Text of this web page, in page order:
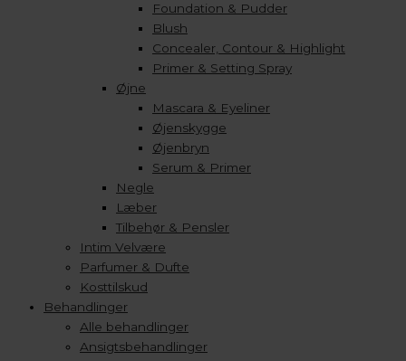
Foundation & Pudder
Blush
Concealer, Contour & Highlight
Primer & Setting Spray
Øjne
Mascara & Eyeliner
Øjenskygge
Øjenbryn
Serum & Primer
Negle
Læber
Tilbehør & Pensler
Intim Velvære
Parfumer & Dufte
Kosttilskud
Behandlinger
Alle behandlinger
Ansigtsbehandlinger